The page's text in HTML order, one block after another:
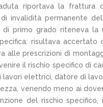
riportava la frattura
invalidità permanente
primo grado riteneva
risultava
alle prescrizioni di
il rischio specifico di
elettrici, datore di
venendo meno ai
del rischio